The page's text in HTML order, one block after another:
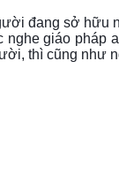
đang sở hữu
nghe giáo pháp
thì cũng như